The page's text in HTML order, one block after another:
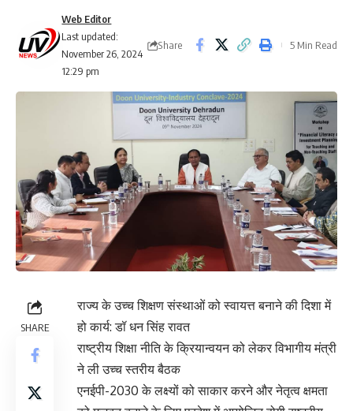
Last updated:
November 26, 2024
12:29 pm
Web Editor
Share 5 Min Read
SHARE
राज्य के उच्च शिक्षण संस्थाओं को स्वायत्त बनाने की दिशा में
हो कार्य: डॉ धन सिंह रावत
राष्ट्रीय शिक्षा नीति के क्रियान्वयन को लेकर विभागीय मंत्री
ने ली उच्च स्तरीय बैठक
एनईपी-2030 के लक्ष्यों को साकार करने और नेतृत्व क्षमता